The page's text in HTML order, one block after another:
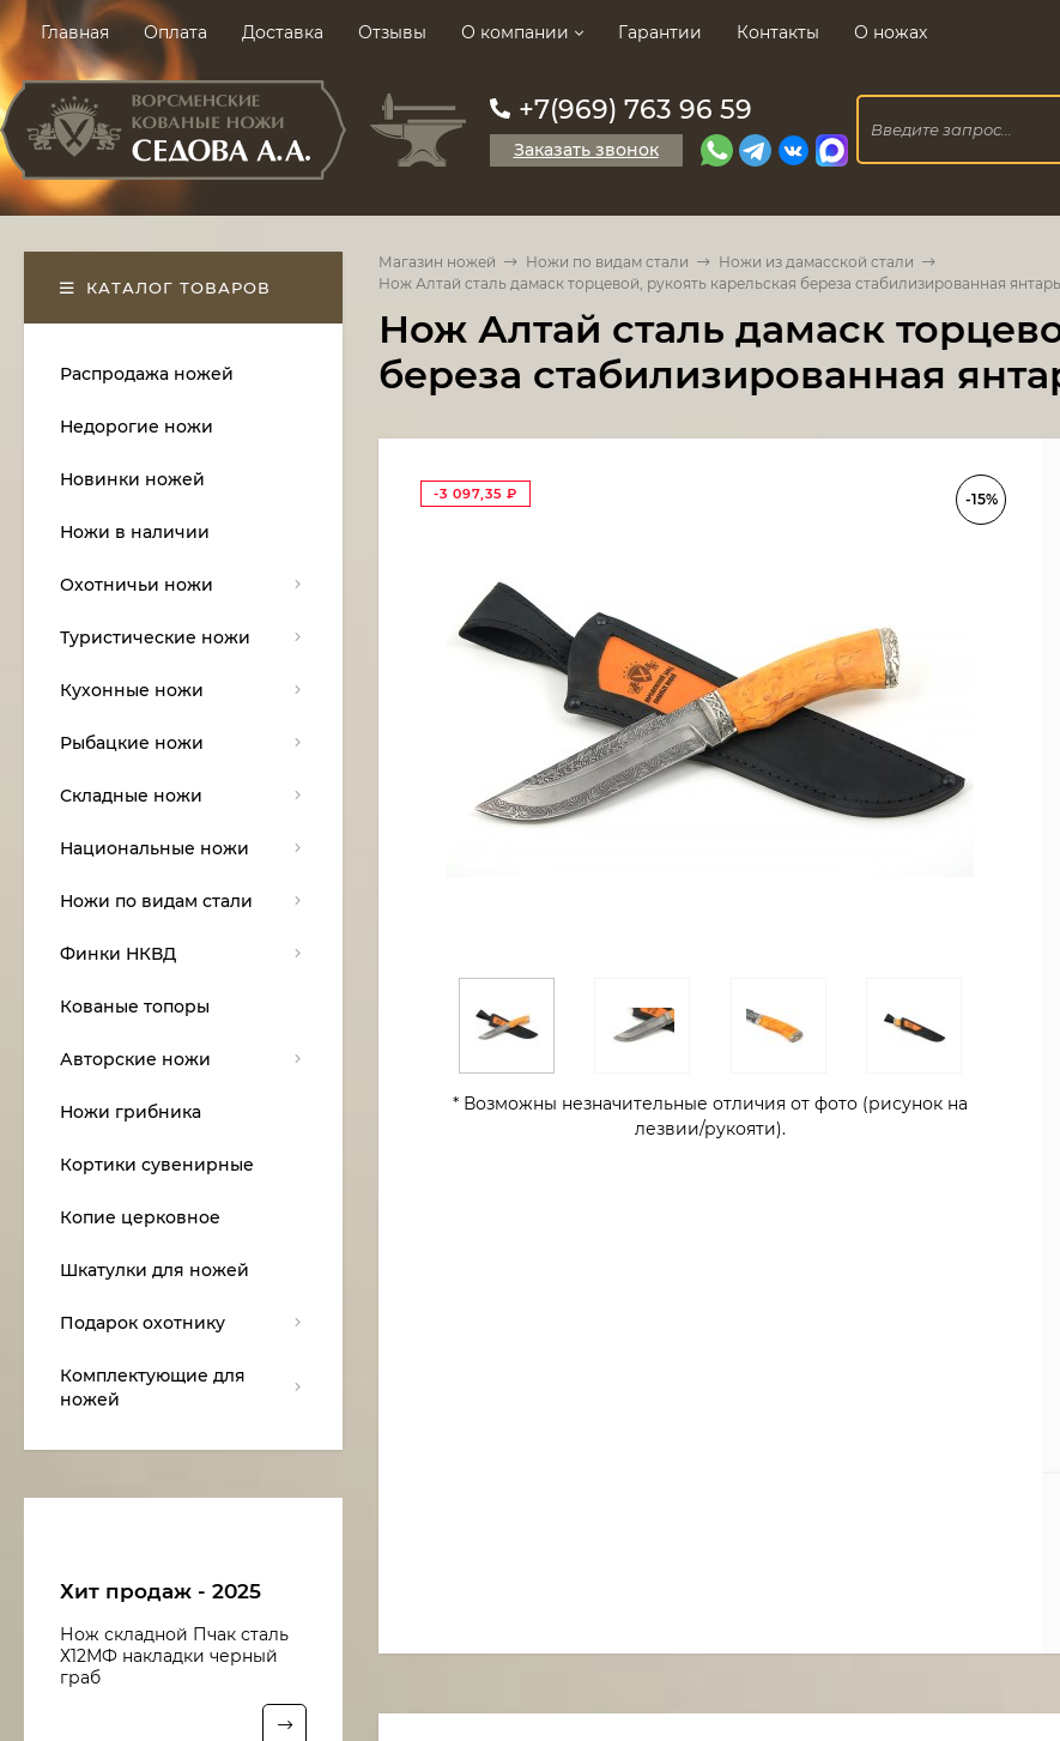
Главная Оплата Доставка Отзывы О компании Гарантии Контакты О ножах
+7(969) 763 96 59
Заказать звонок
Магазин ножей Ножи по видам стали
Ножи из дамасской стали
Нож Алтай сталь дамаск торцевой, рукоять карельская береза стабилизированная
Нож Алтай сталь дамаск
береза стабилизированная
-15%
-3 097,35 ₽
* Возможны незначительные отличия от фото (рисунок на
лезвии/рукояти).
КАТАЛОГ ТОВАРОВ
Распродажа ножей
Недорогие ножи
Новинки ножей
Ножи в наличии
Охотничьи ножи
Туристические ножи
Кухонные ножи
Рыбацкие ножи
Складные ножи
Национальные ножи
Ножи по видам стали
Финки НКВД
Кованые топоры
Авторские ножи
Ножи грибника
Кортики сувенирные
Копие церковное
Шкатулки для ножей
Подарок охотнику
Комплектующие для
ножей
Хит продаж - 2025
Нож складной Пчак сталь
Х12МФ накладки черный
граб